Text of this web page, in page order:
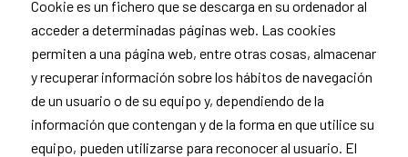
Cookie es un fichero que se descarga en su ordenador al
acceder a determinadas páginas web. Las cookies
permiten a una página web, entre otras cosas, almacenar
y recuperar información sobre los hábitos de navegación
de un usuario o de su equipo y, dependiendo de la
información que contengan y de la forma en que utilice su
equipo, pueden utilizarse para reconocer al usuario. El